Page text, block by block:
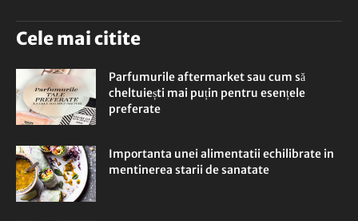
Cele mai citite
Parfumurile aftermarket sau cum să
cheltuiești mai puțin pentru esențele
preferate
Importanta unei alimentatii echilibrate in
mentinerea starii de sanatate